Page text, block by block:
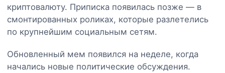
криптовалюту. Приписка появилась позже — в
смонтированных роликах, которые разлетелись
по крупнейшим социальным сетям.
Обновленный мем появился на неделе, когда
начались новые политические обсуждения.